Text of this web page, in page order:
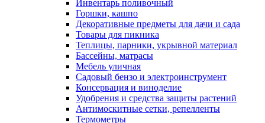
Инвентарь поливочный
Горшки, кашпо
Декоративные предметы для дачи и сада
Товары для пикника
Теплицы, парники, укрывной материал
Бассейны, матрасы
Мебель уличная
Садовый бензо и электроинструмент
Консервация и виноделие
Удобрения и средства защиты растений
Антимоскитные сетки, репелленты
Термометры